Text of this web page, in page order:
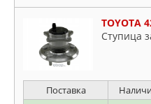
TOYOTA
Ступица
Поставка